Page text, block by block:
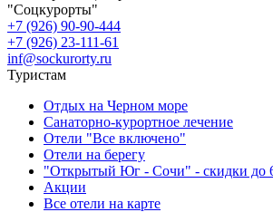
"Соцкурорты"
+7 (926) 90-90-444
+7 (926) 23-111-61
inf@sockurorty.ru
Туристам
Отдых на Черном море
Санаторно-курортное лечение
Отели "Все включено"
Отели на берегу
"Открытый Юг - Сочи" - скидки до
Акции
Все отели на карте